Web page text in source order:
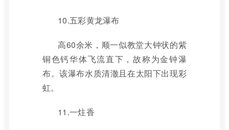
10.五彩黄龙瀑布
高60余米，顺一似教堂大钟状的紫
铜色钙华体飞流直下，故称为金钟瀑
布。该瀑布水质清澈且在太阳下出现彩
虹。
11.一炷香